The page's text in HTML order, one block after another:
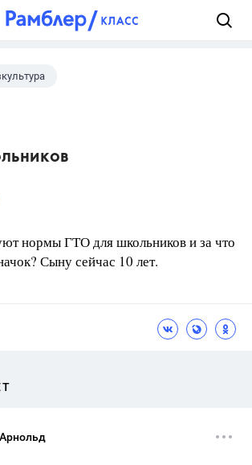
нормы ГТО для школьников и за что
Сыну сейчас 10 лет.